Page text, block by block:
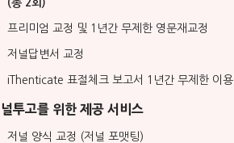
(총 2회)
프리미엄 교정 및 1년간 무제한 영문재교정
저널답변서 교정
iThenticate 표절체크 보고서 1년간 무제한 이용
투고를 위한 제공 서비스
저널 양식 교정 (저널 포맷팅)